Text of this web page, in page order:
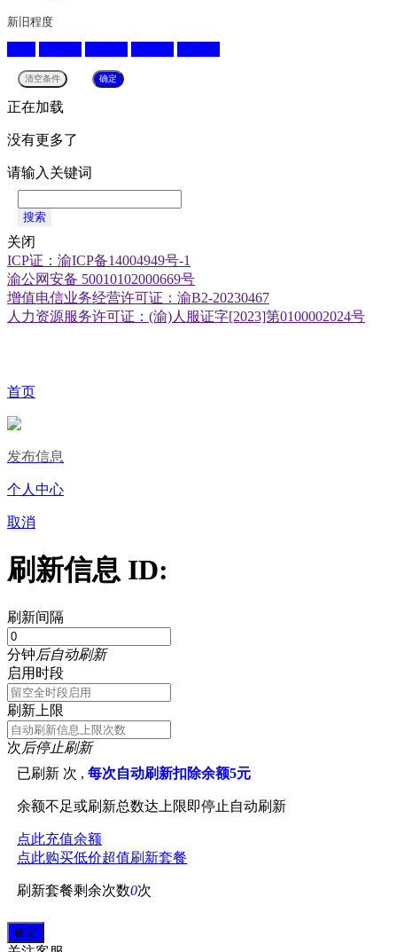
新旧程度
正在加载
没有更多了
请输入关键词
搜索
关闭
ICP证：渝ICP备14004949号-1
渝公网安备 50010102000669号
增值电信业务经营许可证：渝B2-20230467
人力资源服务许可证：(渝)人服证字[2023]第0100002024号
首页
发布信息
个人中心
取消
刷新信息 ID:
刷新间隔
分钟后自动刷新
启用时段
刷新上限
次后停止刷新
已刷新 次 ,每次自动刷新扣除余额5元
余额不足或刷新总数达上限即停止自动刷新
点此充值余额
点此购买低价超值刷新套餐
刷新套餐剩余次数0次